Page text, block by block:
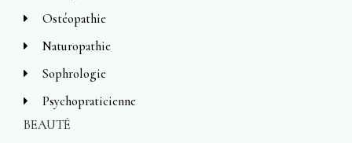
Ostéopathie
Naturopathie
Sophrologie
Psychopraticienne
BEAUTÉ